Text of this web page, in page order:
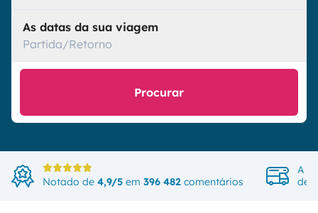
As datas da sua viagem
Partida/Retorno
Procurar
Notado de 4,9/5 em 396 482 comentários
A
de